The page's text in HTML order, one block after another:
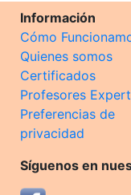
Información
Cómo
Quienes somos
Certificados
Profesores
Preferencias de
privacidad
Síguenos en